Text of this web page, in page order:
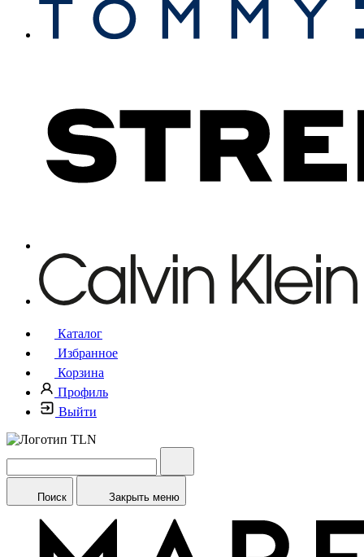
Каталог
Избранное
Корзина
Профиль
Выйти
Поиск Закрыть меню